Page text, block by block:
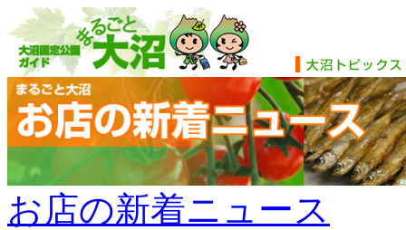
お店の新着ニュース